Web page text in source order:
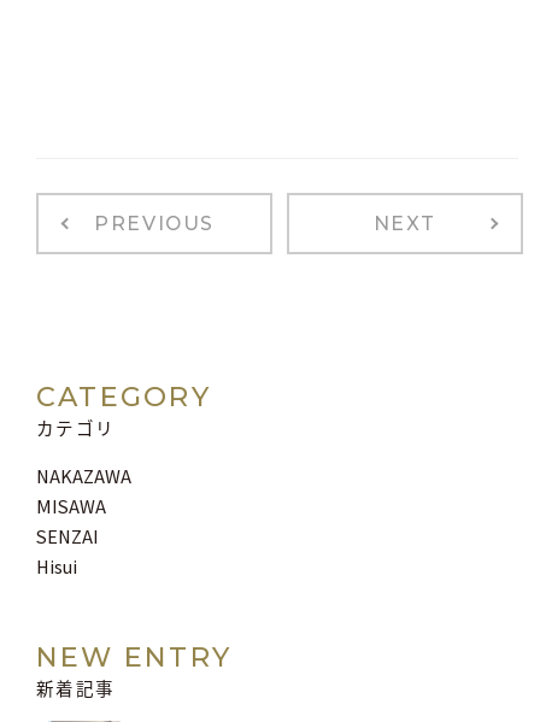
PREVIOUS NEXT
CATEGORY
カテゴリ
NAKAZAWA
MISAWA
SENZAI
Hisui
NEW ENTRY
新着記事